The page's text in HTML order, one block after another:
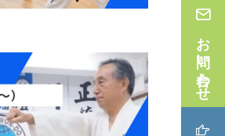
お問い合わせ